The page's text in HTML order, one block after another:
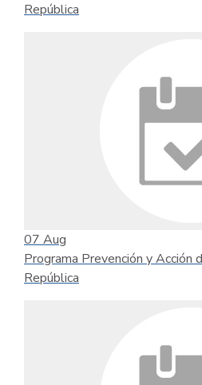
República
07 Aug
Programa Prevención y Acción
República